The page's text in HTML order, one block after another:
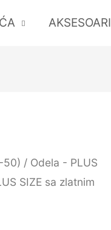
AKSESOARI
50) / Odela - PLUS
SIZE sa zlatnim